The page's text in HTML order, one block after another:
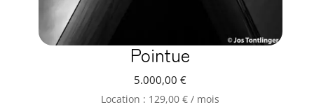
Pointue
5.000,00€
Location : 129,00€ / mois